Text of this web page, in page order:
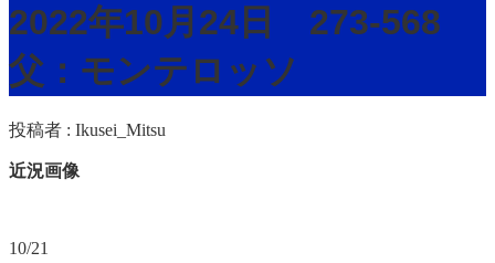
2022年10月24日 273-568
父：モンテロッソ
投稿者 : Ikusei_Mitsu
近況画像
10/21